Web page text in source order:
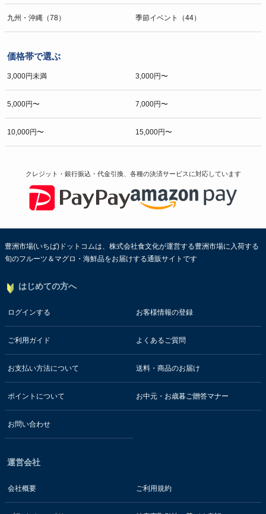
九州・沖縄（78） 季節イベント（44）
価格帯で選ぶ
3,000円未満 3,000円〜
5,000円〜 7,000円〜
10,000円〜 15,000円〜
クレジット・銀行振込・代金引換、各種の決済サービスに対応しています
豊洲市場(いちば)ドットコムは、株式会社食文化が運営する豊洲市場に入荷する
旬のフルーツ＆マグロ・海鮮品をお届けする通販サイトです
はじめての方へ
ログインする お客様情報の登録
ご利用ガイド よくあるご質問
お支払い方法について 送料・商品のお届け
ポイントについて お中元・お歳暮ご贈答マナー
お問い合わせ
運営会社
会社概要 ご利用規約